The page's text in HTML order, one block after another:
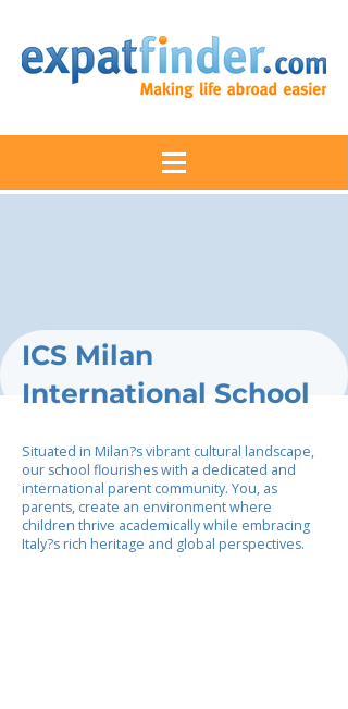
ICS Milan
International School
Situated in Milan?s vibrant cultural landscape,
our school flourishes with a dedicated and
international parent community. You, as
parents, create an environment where
children thrive academically while embracing
Italy?s rich heritage and global perspectives.